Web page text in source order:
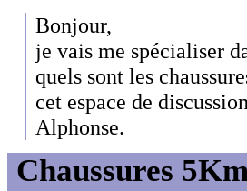
Bonjour,
je vais me spécialiser
quels sont les
cet espace de
Alphonse.
Chaussures